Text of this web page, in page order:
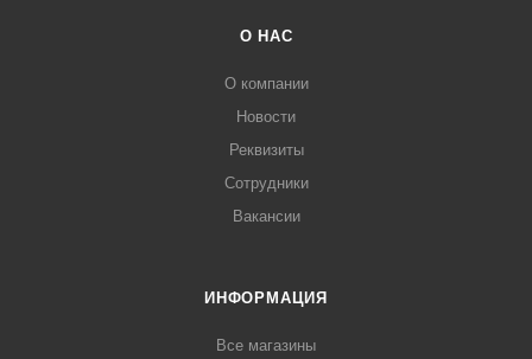
О НАС
О компании
Новости
Реквизиты
Сотрудники
Вакансии
ИНФОРМАЦИЯ
Все магазины